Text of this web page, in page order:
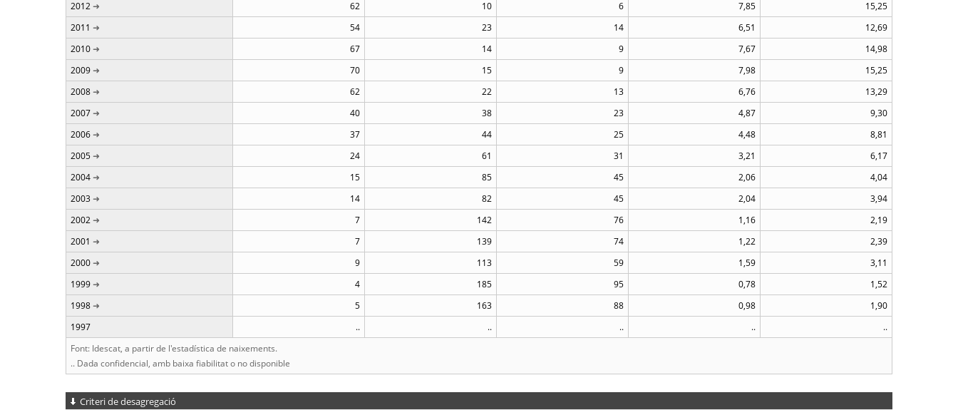
2012
62 10 6 7,85
15,25
2011
54 23 14 6,51
12,69
2010
67 14 9 7,67
14,98
2009
70 15 9 7,98
15,25
2008
62 22 13 6,76
13,29
2007
40 38 23 4,87
9,30
2006
37 44 25 4,48
8,81
2005
24 61 31 3,21
6,17
2004
15 85 45 2,06
4,04
2003
14 82 45 2,04
3,94
2002
7 142 76 1,16
2,19
2001
7 139 74 1,22
2,39
2000
9 113 59 1,59
3,11
1999
4 185 95 0,78
1,52
1998
5 163 88 0,98
1,90
1997
.. .. .. ..
..
Font: Idescat, a partir de l'estadística de naixements.
.. Dada confidencial, amb baixa fiabilitat o no disponible
Criteri de desagregació